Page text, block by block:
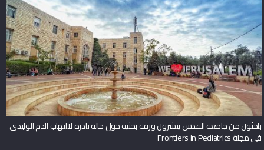
باحثون من جامعة القدس ينشرون ورقة بحثية حول حالة نادرة لالتهاب الدم الوليدي
في مجلة Frontiers in Pediatrics